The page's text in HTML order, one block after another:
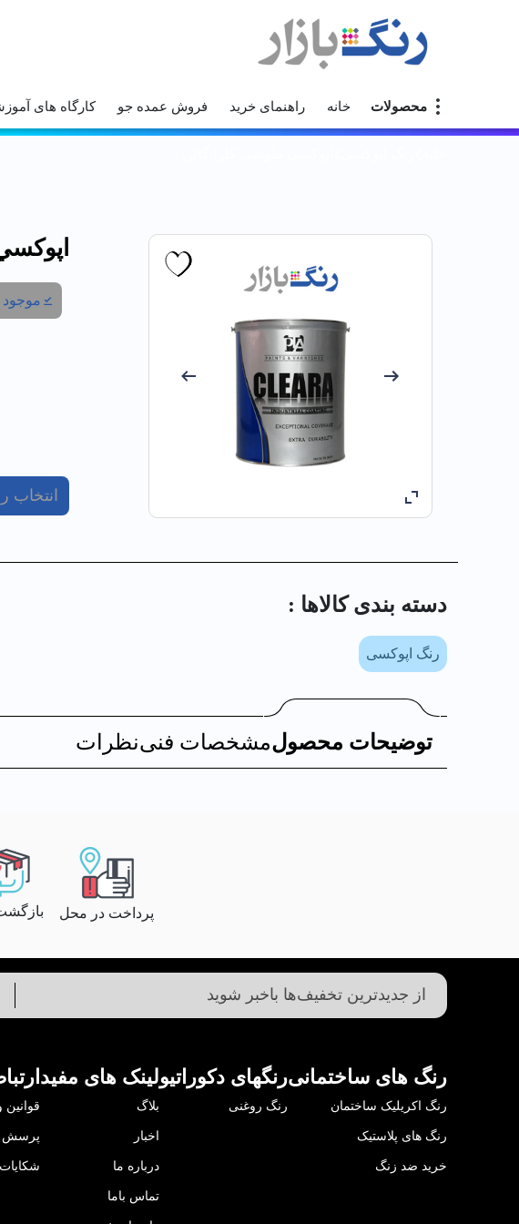
محصولات خانه راهنمای خرید فروش عمده جو کارگاه های
موجود
انتخاب
دسته بندی کالا‌ها :
رنگ اپوکسی
توضیحات محصولمشخصات فنینظرات
پرداخت در محل
رنگ های ساختمانی
رنگ اکریلیک ساختمان
رنگ های پلاستیک
خرید ضد زنگ
رنگهای دکوراتیو
رنگ روغنی
لینک های مفید
بلاگ
اخبار
درباره ما
تماس باما
پرسش